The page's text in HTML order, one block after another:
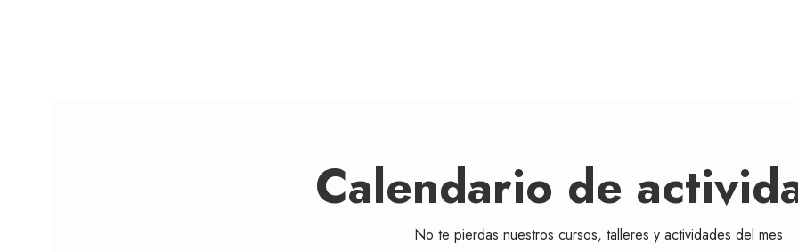
Calendario de
No te pierdas nuestros cursos, talleres y actividades del mes